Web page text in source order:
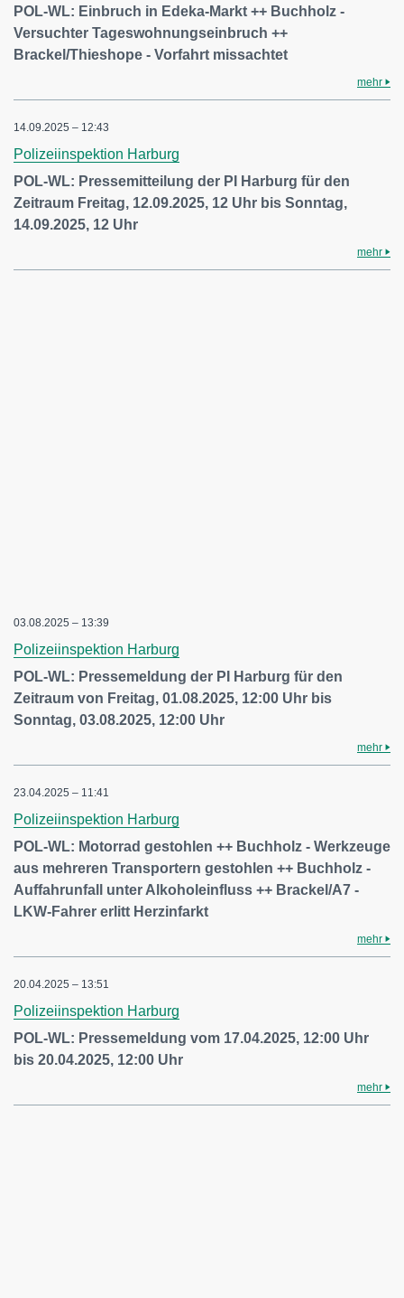
POL-WL: Einbruch in Edeka-Markt ++ Buchholz -
Versuchter Tageswohnungseinbruch ++
Brackel/Thieshope - Vorfahrt missachtet
mehr
14.09.2025 – 12:43
Polizeiinspektion Harburg
POL-WL: Pressemitteilung der PI Harburg für den
Zeitraum Freitag, 12.09.2025, 12 Uhr bis Sonntag,
14.09.2025, 12 Uhr
mehr
03.08.2025 – 13:39
Polizeiinspektion Harburg
POL-WL: Pressemeldung der PI Harburg für den
Zeitraum von Freitag, 01.08.2025, 12:00 Uhr bis
Sonntag, 03.08.2025, 12:00 Uhr
mehr
23.04.2025 – 11:41
Polizeiinspektion Harburg
POL-WL: Motorrad gestohlen ++ Buchholz - Werkzeuge
aus mehreren Transportern gestohlen ++ Buchholz -
Auffahrunfall unter Alkoholeinfluss ++ Brackel/A7 -
LKW-Fahrer erlitt Herzinfarkt
mehr
20.04.2025 – 13:51
Polizeiinspektion Harburg
POL-WL: Pressemeldung vom 17.04.2025, 12:00 Uhr
bis 20.04.2025, 12:00 Uhr
mehr